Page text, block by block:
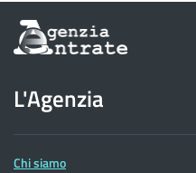
Informazioni
sul
dell'Agenzia
delle
Entrate
L'Agenzia
Chi siamo